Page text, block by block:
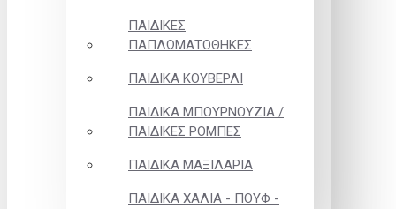
ΠΑΙΔΙΚΕΣ
ΠΑΠΛΩΜΑΤΟΘΗΚΕΣ
ΠΑΙΔΙΚΑ ΚΟΥΒΕΡΛΙ
ΠΑΙΔΙΚΑ ΜΠΟΥΡΝΟΥΖΙΑ /
ΠΑΙΔΙΚΕΣ ΡΟΜΠΕΣ
ΠΑΙΔΙΚΑ ΜΑΞΙΛΑΡΙΑ
ΠΑΙΔΙΚΑ ΧΑΛΙΑ - ΠΟΥΦ -